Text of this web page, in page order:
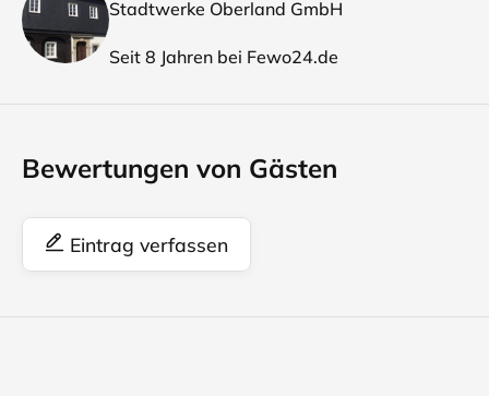
Stadtwerke Oberland GmbH
Seit 8 Jahren bei Fewo24.de
Bewertungen von Gästen
Eintrag verfassen